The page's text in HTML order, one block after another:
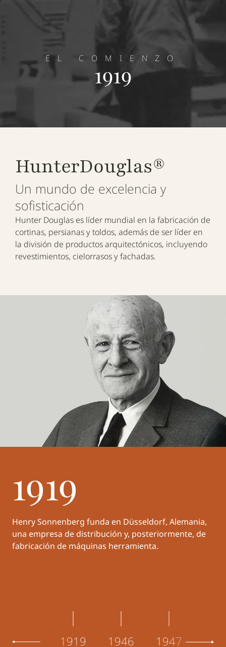
EL COMIENZO
1919
HunterDouglas®
Un mundo de excelencia y
sofisticación
Hunter Douglas es líder mundial en la fabricación de
cortinas, persianas y toldos, además de ser líder en
la división de productos arquitectónicos, incluyendo
revestimientos, cielorrasos y fachadas.
1919
Henry Sonnenberg funda en Düsseldorf, Alemania,
una empresa de distribución y, posteriormente, de
fabricación de máquinas herramienta.
1919 1946 1947